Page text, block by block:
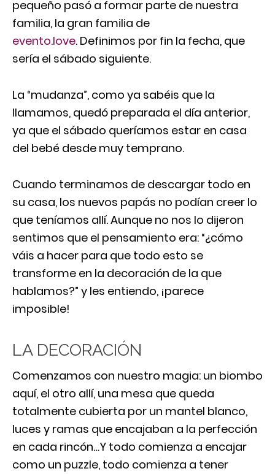
pequeño pasó a formar parte de nuestra
familia, la gran familia de
evento.love. Definimos por fin la fecha, que
sería el sábado siguiente.
La “mudanza”, como ya sabéis que la
llamamos, quedó preparada el día anterior,
ya que el sábado queríamos estar en casa
del bebé desde muy temprano.
Cuando terminamos de descargar todo en
su casa, los nuevos papás no podían creer lo
que teníamos allí. Aunque no nos lo dijeron
sentimos que el pensamiento era: “¿cómo
váis a hacer para que todo esto se
transforme en la decoración de la que
hablamos?” y les entiendo, ¡parece
imposible!
LA DECORACIÓN
Comenzamos con nuestro magia: un biombo
aquí, el otro allí, una mesa que queda
totalmente cubierta por un mantel blanco,
luces y ramas que encajaban a la perfección
en cada rincón…Y todo comienza a encajar
como un puzzle, todo comienza a tener